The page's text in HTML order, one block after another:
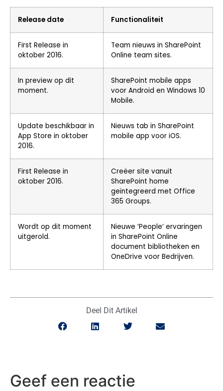
Release date Functionaliteit
First Release in
oktober 2016.
Team nieuws in SharePoint
Online team sites.
In preview op dit
moment.
SharePoint mobile apps
voor Android en Windows 10
Mobile.
Update beschikbaar in
App Store in oktober
2016.
Nieuws tab in SharePoint
mobile app voor iOS.
First Release in
oktober 2016.
Creëer site vanuit
SharePoint home
geïntegreerd met Office
365 Groups.
Wordt op dit moment
uitgerold.
Nieuwe ‘People’ ervaringen
in SharePoint Online
document bibliotheken en
OneDrive voor Bedrijven.
Deel Dit Artikel
Geef een reactie